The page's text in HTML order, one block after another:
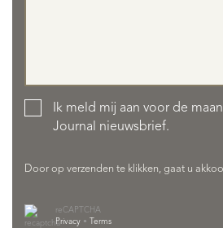
Ik meld mij aan voor de
Journal nieuwsbrief.
Door op verzenden te klikken, gaat u
reCAPTCHA
Privacy • Terms